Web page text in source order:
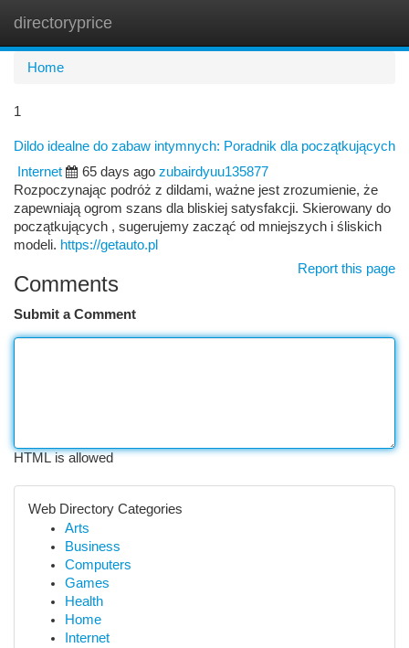
directoryprice
Home
1
Dildo idealne do zabaw intymnych: Poradnik dla początkujących
Internet
65 days ago zubairdyuu135877
Rozpoczynając podróż z dildami, ważne jest zrozumienie, że
zapewniają ogrom szans dla bliskiej satysfakcji. Skierowany do
początkujących , sugerujemy zacząć od mniejszych i śliskich
modeli. https://getauto.pl
Report this page
Comments
Submit a Comment
HTML is allowed
Web Directory Categories
Arts
Business
Computers
Games
Health
Home
Internet